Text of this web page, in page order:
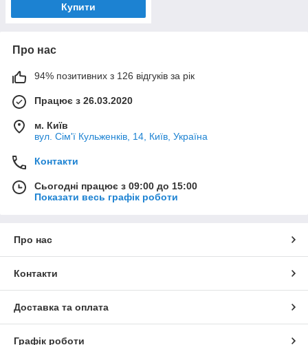
Купити
Про нас
94% позитивних з 126 відгуків за рік
Працює з 26.03.2020
м. Київ
вул. Сім'ї Кульженків, 14, Київ, Україна
Контакти
Сьогодні працює з 09:00 до 15:00
Показати весь графік роботи
Про нас
Контакти
Доставка та оплата
Графік роботи